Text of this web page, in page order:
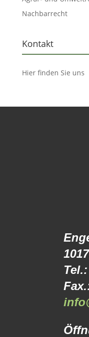
Nachbarrecht
Kontakt
Hier finden Sie uns